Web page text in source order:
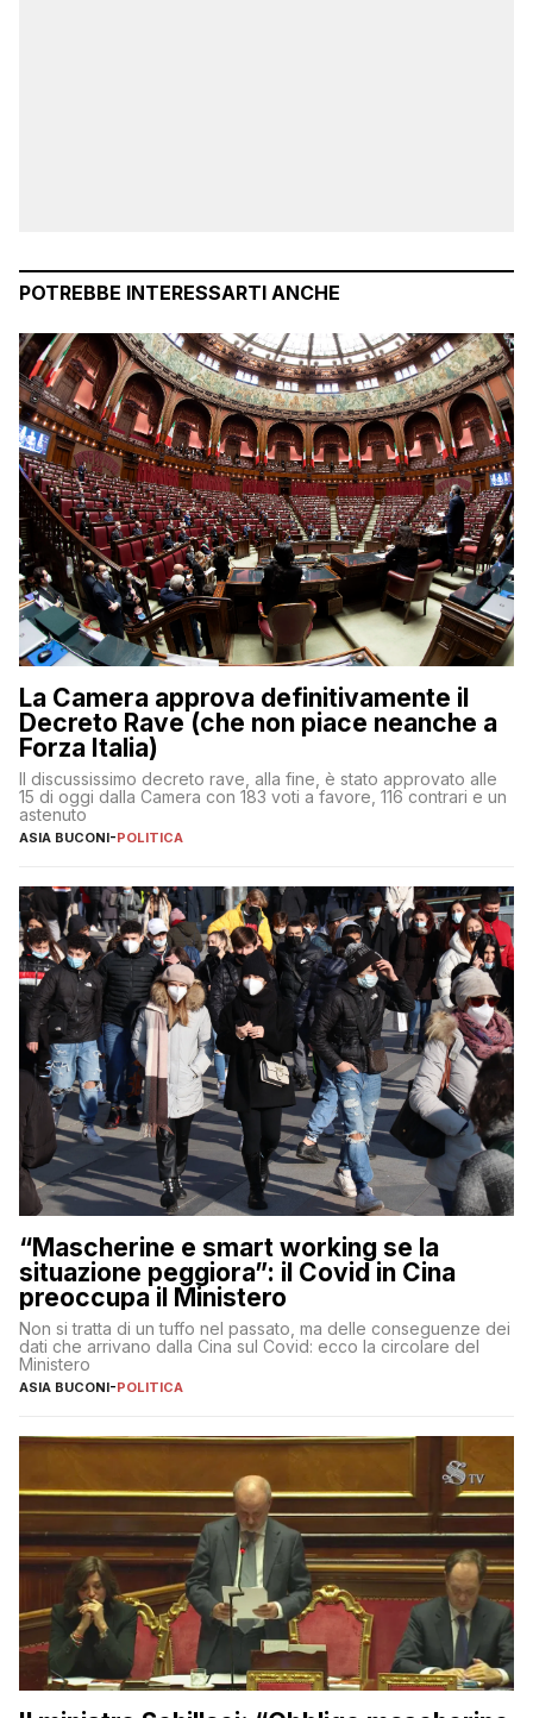
POTREBBE INTERESSARTI ANCHE
La Camera approva definitivamente il
Decreto Rave (che non piace neanche a
Forza Italia)
Il discussissimo decreto rave, alla fine, è stato approvato alle
15 di oggi dalla Camera con 183 voti a favore, 116 contrari e un
astenuto
ASIA BUCONI-POLITICA
“Mascherine e smart working se la
situazione peggiora”: il Covid in Cina
preoccupa il Ministero
Non si tratta di un tuffo nel passato, ma delle conseguenze dei
dati che arrivano dalla Cina sul Covid: ecco la circolare del
Ministero
ASIA BUCONI-POLITICA